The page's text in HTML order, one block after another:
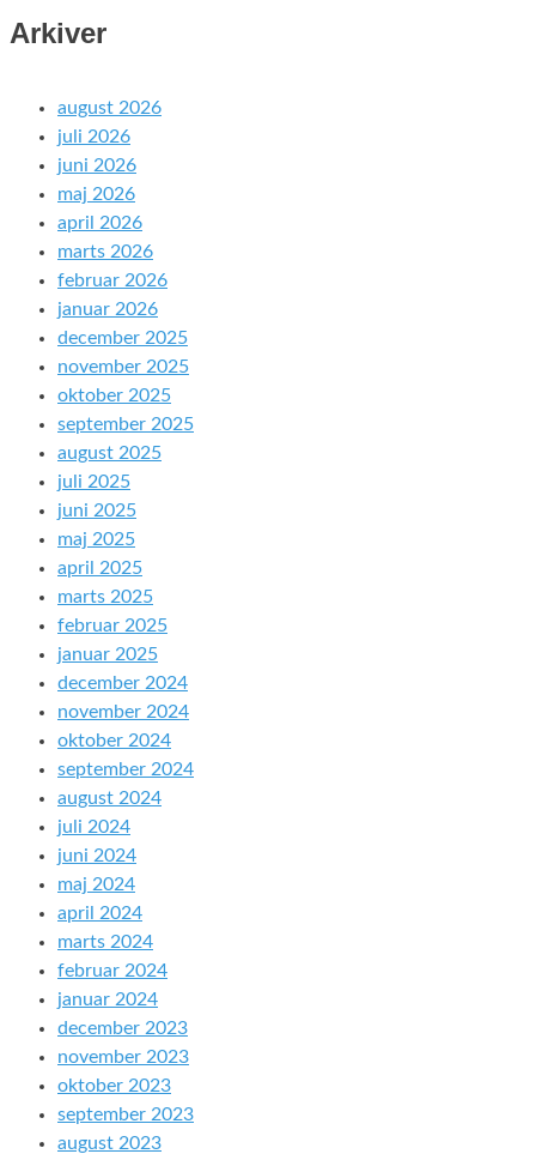
Arkiver
august 2026
juli 2026
juni 2026
maj 2026
april 2026
marts 2026
februar 2026
januar 2026
december 2025
november 2025
oktober 2025
september 2025
august 2025
juli 2025
juni 2025
maj 2025
april 2025
marts 2025
februar 2025
januar 2025
december 2024
november 2024
oktober 2024
september 2024
august 2024
juli 2024
juni 2024
maj 2024
april 2024
marts 2024
februar 2024
januar 2024
december 2023
november 2023
oktober 2023
september 2023
august 2023